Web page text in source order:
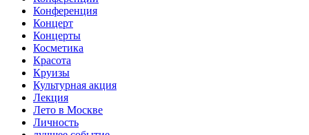
Конференция
Концерт
Концерты
Косметика
Красота
Круизы
Культурная акция
Лекция
Лето в Москве
Личность